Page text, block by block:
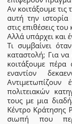
Αν κοιτάξουμε τις
αυτή την ιστορία
στις επιθέσεις
Αλλά υπάρχει και
Τι συμβαίνει
καταστολή; Για
κοιτάξουμε
εναντίον
πολιτειακών
τους με μια
Κέντρο Κράτησης
σιωπή που